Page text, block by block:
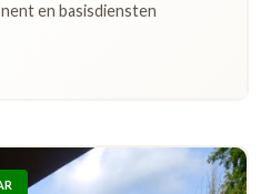
en basisdiensten